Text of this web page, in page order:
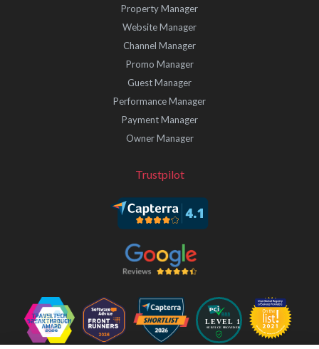
Property Manager
Website Manager
Channel Manager
Promo Manager
Guest Manager
Performance Manager
Payment Manager
Owner Manager
Trustpilot